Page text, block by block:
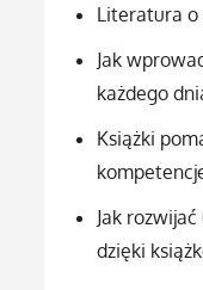
Literatura
Jak
każdego
Książki
Jak
dzięki